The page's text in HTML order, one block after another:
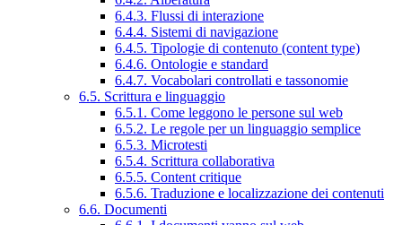
6.4.3. Flussi di interazione
6.4.4. Sistemi di navigazione
6.4.5. Tipologie di contenuto (content type)
6.4.6. Ontologie e standard
6.4.7. Vocabolari controllati e tassonomie
6.5. Scrittura e linguaggio
6.5.1. Come leggono le persone sul web
6.5.2. Le regole per un linguaggio semplice
6.5.3. Microtesti
6.5.4. Scrittura collaborativa
6.5.5. Content critique
6.5.6. Traduzione e localizzazione dei contenuti
6.6. Documenti